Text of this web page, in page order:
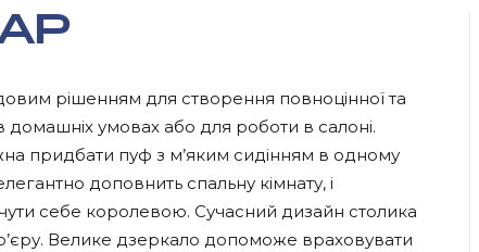
рішенням для створення повноцінної та
умовах або для роботи в салоні.
придбати пуф з м’яким сидінням в одному
доповнить спальну кімнату, і
себе королевою. Сучасний дизайн столика
Велике дзеркало допоможе враховувати